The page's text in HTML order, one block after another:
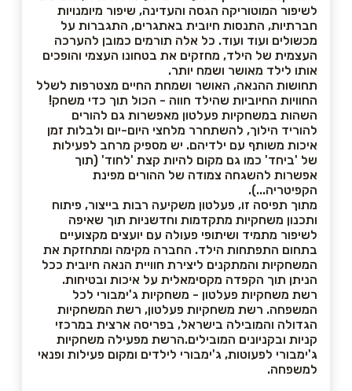
לשיפור המוטוריקה הגסה והעדינה, שיפור מיומנויות
חברתיות, התנסות חיובית באתגרים, התגברות על
מכשולים ועוד ועוד. כל אלה תורמים כמובן להערכה
העצמית של הילד, מחזקים את בטחונו העצמי והופכים
אותו לילד מאושר ושמח יותר.
תחושות ההנאה, האושר ושמחת החיים מצטרפות לשלל
החוויות החיוביות שהילד חווה - הכול תוך כדי משחק!
השהות במשחקיות פעלטון מאפשרות גם להורים
להוריד הילוך, להשתחרר מלחצי היום-יום ולבלות זמן
איכות משותף עם ילדיהם. יש מספיק מרחב לפעילות
של 'ביחד' כמו גם מקום להיות קצת 'לחוד' (תוך
אפשרות להשגחה צמודה של ההורים מפינת
הקפיטריה...).
מתוך תפיסה זו, פעלטון משקיעה רבות בייצור, פיתוח
ותכנון משחקיות מתקדמות וחדשניות תוך שאיפה
לשיפור מתמיד ושיתופי פעולה עם יועצים מקצועיים
בתחום התפתחות הילד. החברה מקימה ומתחזקת את
המשחקיות והמתקנים ליצירת חוויית הנאה חיובית ככל
הניתן תוך הקפדה מקסימאלית על איכות ובטיחות.
רשת משחקיות פעלטון - משחקיות ג'ימבורי לכל
המשפחה. רשת משחקיות פעלטון, רשת המשחקיות
הגדולה והמובילה בישראל, בפריסה ארצית במרכזי
קניות ובקניונים המובילים.הרשת מפעילה משחקיות
ג'ימבורי לפעוטות, ג'ימבורי לילדים ומקום פעילות ופנאי
למשפחה.